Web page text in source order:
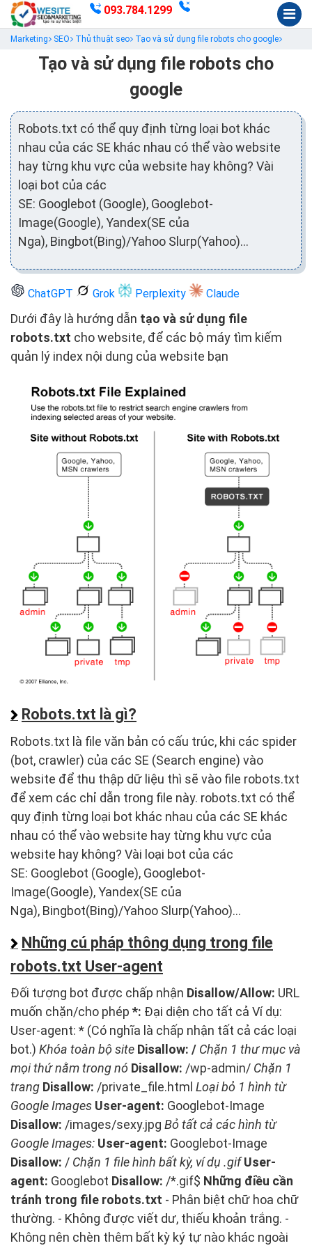
093.784.1299
Marketing SEO Thủ thuật seo Tạo và sử dụng file robots cho google
Tạo và sử dụng file robots cho
google
Robots.txt có thể quy định từng loại bot khác
nhau của các SE khác nhau có thể vào website
hay từng khu vực của website hay không? Vài
loại bot của các
SE: Googlebot (Google), Googlebot-
Image(Google), Yandex(SE của
Nga), Bingbot(Bing)/Yahoo Slurp(Yahoo)…
ChatGPT Grok Perplexity Claude
Dưới đây là hướng dẫn tạo và sử dụng file
robots.txt cho website, để các bộ máy tìm kiếm
quản lý index nội dung của website bạn
Robots.txt là gì?
Robots.txt là file văn bản có cấu trúc, khi các spider
(bot, crawler) của các SE (Search engine) vào
website để thu thập dữ liệu thì sẽ vào file robots.txt
để xem các chỉ dẫn trong file này. robots.txt có thể
quy định từng loại bot khác nhau của các SE khác
nhau có thể vào website hay từng khu vực của
website hay không? Vài loại bot của các
SE: Googlebot (Google), Googlebot-
Image(Google), Yandex(SE của
Nga), Bingbot(Bing)/Yahoo Slurp(Yahoo)…
Những cú pháp thông dụng trong file
robots.txt User-agent
Đối tượng bot được chấp nhận Disallow/Allow: URL
muốn chặn/cho phép *: Đại diện cho tất cả Ví dụ:
User-agent: * (Có nghĩa là chấp nhận tất cả các loại
bot.) Khóa toàn bộ site Disallow: / Chặn 1 thư mục và
mọi thứ nằm trong nó Disallow: /wp-admin/ Chặn 1
trang Disallow: /private_file.html Loại bỏ 1 hình từ
Google Images User-agent: Googlebot-Image
Disallow: /images/sexy.jpg Bỏ tất cả các hình từ
Google Images: User-agent: Googlebot-Image
Disallow: / Chặn 1 file hình bất kỳ, ví dụ .gif User-
agent: Googlebot Disallow: /*.gif$ Những điều cần
tránh trong file robots.txt - Phân biệt chữ hoa chữ
thường. - Không được viết dư, thiếu khoản trắng. -
Không nên chèn thêm bất kỳ ký tự nào khác ngoài